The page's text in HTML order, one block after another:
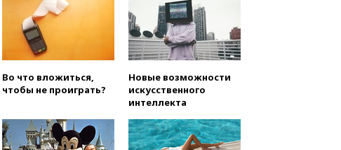
вчера, 21:21
Правительство
РФ разрешило продажу
бензина старых
экологических классов
Машковым 150-летие Союза
театральных деятелей
вчера, 20:47Newsweek:
«взрывная» диарея охватила
47 из 50 штатов США
Во что вложиться,
чтобы не проиграть?
Новые возможности
искусственного
интеллекта